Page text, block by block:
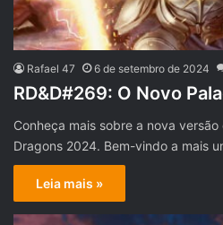
Rafael 47 6 de setembro de 2024
RD&D#269: O Novo
Conheça mais sobre a nova versão
Dragons 2024. Bem-vindo a mais
Leia mais »